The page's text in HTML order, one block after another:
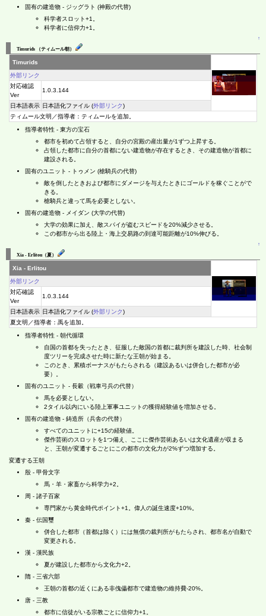
固有の建造物 - ジッグラト (神殿の代替)
科学者スロット+1。
科学者に信仰力+1。
↑
Timurids （ティムール朝）
Timurids
外部リンク
対応確認
Ver
1.0.3.144
日本語表示 日本語化ファイル (外部リンク)
ティムール文明／指導者：ティムールを追加。
指導者特性 - 東方の宝石
都市を初めて占領すると、自分の宮殿の産出量が1ずつ上昇する。
占領した都市に自分の首都にない建造物が存在するとき、その建造物が首都に
建設される。
固有のユニット - トゥメン (槍騎兵の代替)
敵を倒したときおよび都市にダメージを与えたときにゴールドを稼ぐことがで
きる。
槍騎兵と違って馬を必要としない。
固有の建造物 - メイダン (大学の代替)
大学の効果に加え、敵スパイが盗むスピードを20%減少させる。
この都市から出る陸上・海上交易路の到達可能距離が10%伸びる。
↑
Xia - Erlitou（夏）
Xia - Erlitou
外部リンク
対応確認
Ver
1.0.3.144
日本語表示 日本語化ファイル (外部リンク)
夏文明／指導者：禹を追加。
指導者特性 - 朝代循環
自国の首都を失ったとき、征服した敵国の首都に裁判所を建設した時、社会制
度ツリーを完成させた時に新たな王朝が始まる。
このとき、累積ボーナスがもたらされる（建設あるいは併合した都市が必
要）。
固有のユニット - 長轂（戦車弓兵の代替）
馬を必要としない。
2タイル以内にいる陸上軍事ユニットの獲得経験値を増加させる。
固有の建造物 - 鋳造所（兵舎の代替）
すべてのユニットに+15の経験値。
傑作芸術のスロットを1つ備え、ここに傑作芸術あるいは文化遺産が収まる
と、王朝が変遷するごとにこの都市の文化力が2%ずつ増加する。
変遷する王朝
殷 - 甲骨文字
馬・羊・家畜から科学力+2。
周 - 諸子百家
専門家から黄金時代ポイント+1。偉人の誕生速度+10%。
秦 - 伝国璽
併合した都市（首都は除く）には無償の裁判所がもたらされ、都市名が自動で
変更される。
漢 - 漢民族
夏が建設した都市から文化力+2。
隋 - 三省六部
王朝の首都の近くにある非傀儡都市で建造物の維持費-20%。
唐 - 三教
都市に信徒がいる宗教ごとに信仰力+1。